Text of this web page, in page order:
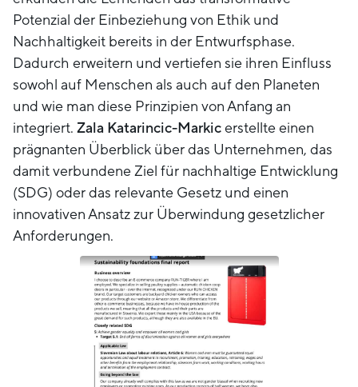
Potenzial der Einbeziehung von Ethik und
Nachhaltigkeit bereits in der Entwurfsphase.
Dadurch erweitern und vertiefen sie ihren Einfluss
sowohl auf Menschen als auch auf den Planeten
und wie man diese Prinzipien von Anfang an
integriert. Zala Katarincic-Markicerstellte einen
prägnanten Überblick über das Unternehmen, das
damit verbundene Ziel für nachhaltige Entwicklung
(SDG) oder das relevante Gesetz und einen
innovativen Ansatz zur Überwindung gesetzlicher
Anforderungen.